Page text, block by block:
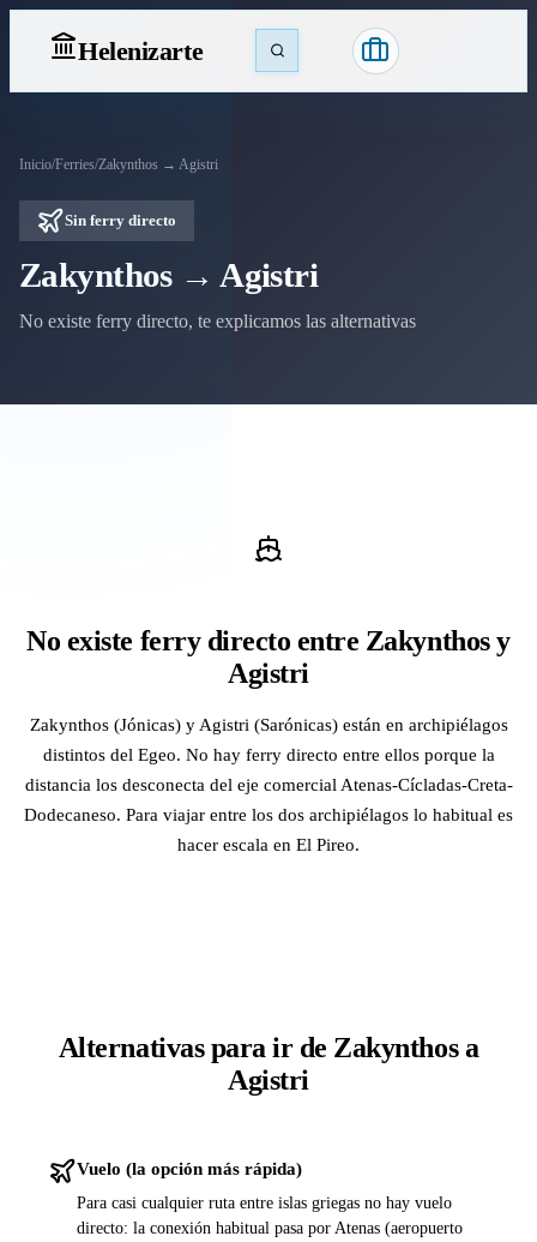
Helenizarte
Inicio/Ferries/Zakynthos → Agistri
Sin ferry directo
Zakynthos → Agistri
No existe ferry directo, te explicamos las alternativas
No existe ferry directo entre Zakynthos y
Agistri
Zakynthos (Jónicas) y Agistri (Sarónicas) están en archipiélagos
distintos del Egeo. No hay ferry directo entre ellos porque la
distancia los desconecta del eje comercial Atenas-Cícladas-Creta-
Dodecaneso. Para viajar entre los dos archipiélagos lo habitual es
hacer escala en El Pireo.
Alternativas para ir de Zakynthos a
Agistri
Vuelo (la opción más rápida)
Para casi cualquier ruta entre islas griegas no hay vuelo
directo: la conexión habitual pasa por Atenas (aeropuerto